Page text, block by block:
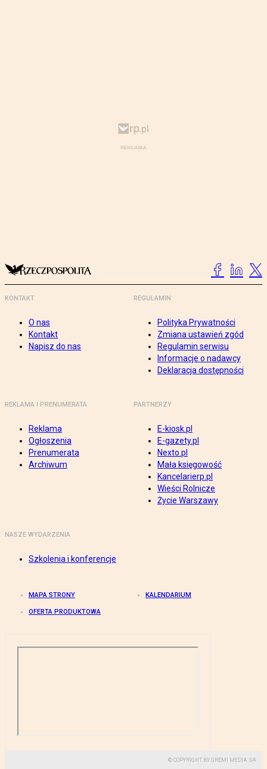
KONTAKT
O nas
Kontakt
Napisz do nas
REGULAMIN
Polityka Prywatności
Zmiana ustawień zgód
Regulamin serwisu
Informacje o nadawcy
Deklaracja dostępności
REKLAMA I PRENUMERATA
Reklama
Ogłoszenia
Prenumerata
Archiwum
PARTNERZY
E-kiosk.pl
E-gazety.pl
Nexto.pl
Mała księgowość
Kancelarierp.pl
Wieści Rolnicze
Życie Warszawy
NASZE WYDARZENIA
Szkolenia i konferencje
MAPA STRONY KALENDARIUM
OFERTA PRODUKTOWA
© COPYRIGHT BY GREMI MEDIA SA